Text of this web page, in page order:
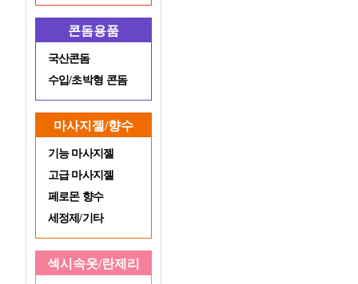
콘돔용품
국산콘돔
수입/초박형 콘돔
마사지젤/향수
기능 마사지젤
고급 마사지젤
페로몬 향수
세정제/기타
섹시속옷/란제리